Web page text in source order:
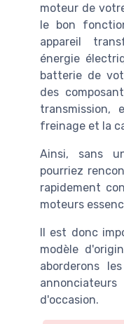
moteur de
le bon
appareil
énergie
batterie de
des
transmission,
freinage et la
Ainsi, sans
pourriez
rapidement
moteurs
Il est donc
modèle
aborderons
d'occasion.